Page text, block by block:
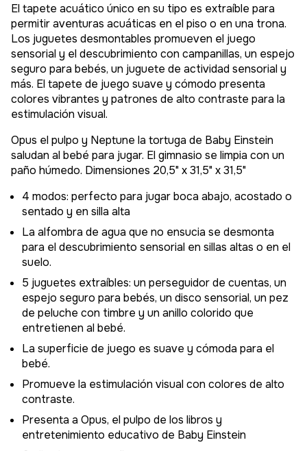
El tapete acuático único en su tipo es extraíble para
permitir aventuras acuáticas en el piso o en una trona.
Los juguetes desmontables promueven el juego
sensorial y el descubrimiento con campanillas, un espejo
seguro para bebés, un juguete de actividad sensorial y
más. El tapete de juego suave y cómodo presenta
colores vibrantes y patrones de alto contraste para la
estimulación visual.
Opus el pulpo y Neptune la tortuga de Baby Einstein
saludan al bebé para jugar. El gimnasio se limpia con un
paño húmedo. Dimensiones 20,5" x 31,5" x 31,5"
4 modos: perfecto para jugar boca abajo, acostado o
sentado y en silla alta
La alfombra de agua que no ensucia se desmonta
para el descubrimiento sensorial en sillas altas o en el
suelo.
5 juguetes extraíbles: un perseguidor de cuentas, un
espejo seguro para bebés, un disco sensorial, un pez
de peluche con timbre y un anillo colorido que
entretienen al bebé.
La superficie de juego es suave y cómoda para el
bebé.
Promueve la estimulación visual con colores de alto
contraste.
Presenta a Opus, el pulpo de los libros y
entretenimiento educativo de Baby Einstein